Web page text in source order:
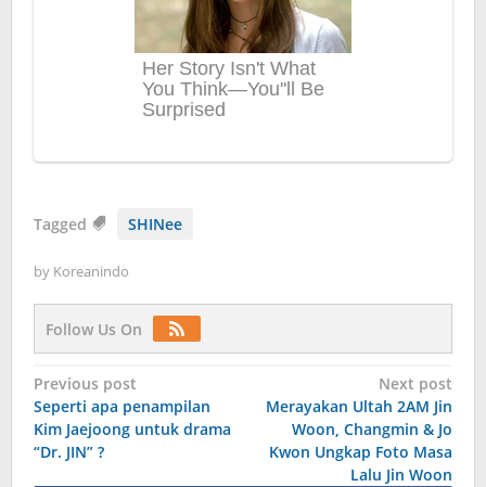
Tagged SHINee
by Koreanindo
Follow Us On
Post
navigation
Previous post
Seperti apa penampilan
Kim Jaejoong untuk drama
“Dr. JIN” ?
Next post
Merayakan Ultah 2AM Jin
Woon, Changmin & Jo
Kwon Ungkap Foto Masa
Lalu Jin Woon